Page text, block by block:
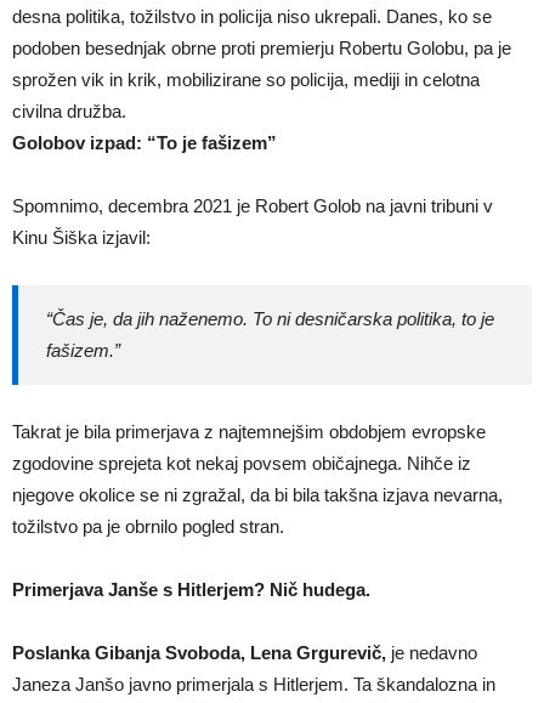
desna politika, tožilstvo in policija niso ukrepali. Danes, ko se
podoben besednjak obrne proti premierju Robertu Golobu, pa je
sprožen vik in krik, mobilizirane so policija, mediji in celotna
civilna družba.
Golobov izpad: “To je fašizem”
Spomnimo, decembra 2021 je Robert Golob na javni tribuni v
Kinu Šiška izjavil:
“Čas je, da jih naženemo. To ni desničarska politika, to je
fašizem.”
Takrat je bila primerjava z najtemnejšim obdobjem evropske
zgodovine sprejeta kot nekaj povsem običajnega. Nihče iz
njegove okolice se ni zgražal, da bi bila takšna izjava nevarna,
tožilstvo pa je obrnilo pogled stran.
Primerjava Janše s Hitlerjem? Nič hudega.
Poslanka Gibanja Svoboda, Lena Grgurevič, je nedavno
Janeza Janšo javno primerjala s Hitlerjem. Ta škandalozna in